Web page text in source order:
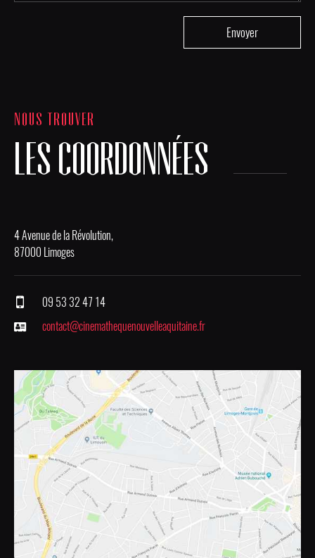
NOUS TROUVER
LES COORDONNÉES
4 Avenue de la Révolution,
87000 Limoges
09 53 32 47 14
contact@cinemathequenouvelleaquitaine.fr